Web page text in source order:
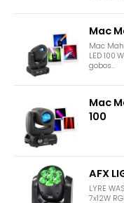
Mac
Mac
LED 100
gobos...
Mac
100
AFX
LYRE
7x12W